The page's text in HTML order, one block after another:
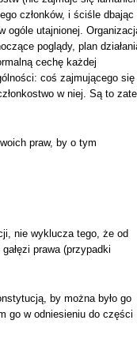
członków, i ściśle dbając
ogóle utajnionej.
poglądy, plan
cechę każdej
coś zajmującego się
w niej. Są to
praw, by o tym
nie wyklucza tego, że od
prawa (przypadki
by można było go
go w odniesieniu do części